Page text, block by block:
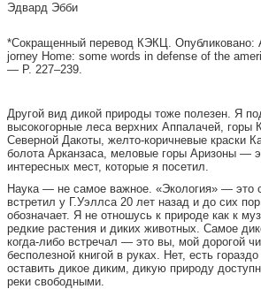
Эдвард Эбби
*Сокращенный перевод КЭКЦ. Опубликовано:
jorney Home: some words in defense of the
— Р. 227–239.
Другой вид дикой природы тоже полезен. Я
высокогорные леса верхних Аппалачей, горы
Северной Дакоты, желто-коричневые краски
болота Арканзаса, меловые горы Аризоны —
интересных мест, которые я посетил.
Наука — не самое важное. «Экология» — это
встретил у Г.Уэллса 20 лет назад и до сих
обозначает. Я не отношусь к природе как к
редкие растения и диких животных. Самое
когда-либо встречал — это вы, мой дорогой
бесполезной книгой в руках. Нет, есть
оставить дикое диким, дикую природу
реки свободными.